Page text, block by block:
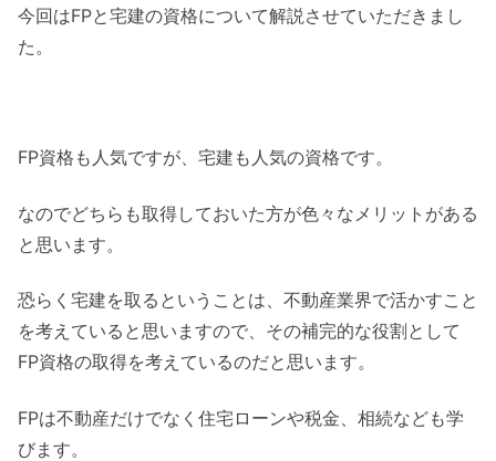
今回はFPと宅建の資格について解説させていただきまし
た。
FP資格も人気ですが、宅建も人気の資格です。
なのでどちらも取得しておいた方が色々なメリットがある
と思います。
恐らく宅建を取るということは、不動産業界で活かすこと
を考えていると思いますので、その補完的な役割として
FP資格の取得を考えているのだと思います。
FPは不動産だけでなく住宅ローンや税金、相続なども学
びます。